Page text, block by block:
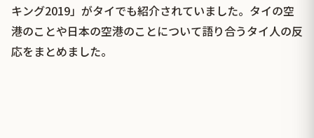
キング2019」がタイでも紹介されていました。タイの空
港のことや日本の空港のことについて語り合うタイ人の反
応をまとめました。